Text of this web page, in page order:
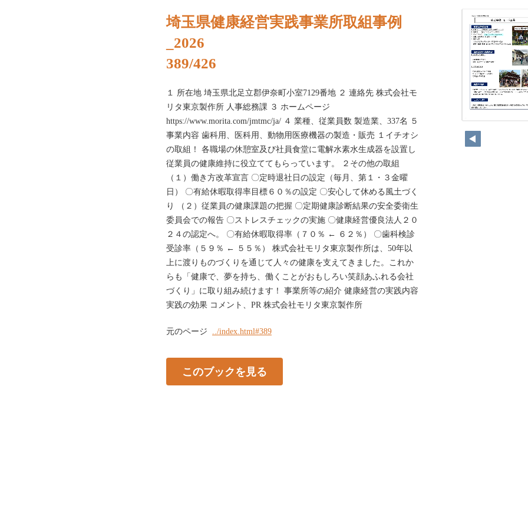
埼玉県健康経営実践事業所取組事例
_2026
389/426
１ 所在地 埼玉県北足立郡伊奈町小室7129番地 ２ 連絡先 株式会社モ
リタ東京製作所 人事総務課 ３ ホームページ
https://www.morita.com/jmtmc/ja/ ４ 業種、従業員数 製造業、337名 ５
事業内容 歯科用、医科用、動物用医療機器の製造・販売 １イチオシ
の取組！ 各職場の休憩室及び社員食堂に電解水素水生成器を設置し
従業員の健康維持に役立ててもらっています。 ２その他の取組
（１）働き方改革宣言 〇定時退社日の設定（毎月、第１・３金曜
日） 〇有給休暇取得率目標６０％の設定 〇安心して休める風土づく
り （２）従業員の健康課題の把握 〇定期健康診断結果の安全委衛生
委員会での報告 〇ストレスチェックの実施 〇健康経営優良法人２０
２４の認定へ。 〇有給休暇取得率（７０％ ← ６２％） 〇歯科検診
受診率（５９％ ← ５５％） 株式会社モリタ東京製作所は、50年以
上に渡りものづくりを通じて人々の健康を支えてきました。これか
らも「健康で、夢を持ち、働くことがおもしろい笑顔あふれる会社
づくり」に取り組み続けます！ 事業所等の紹介 健康経営の実践内容
実践の効果 コメント、PR 株式会社モリタ東京製作所
元のページ ../index.html#389
このブックを見る